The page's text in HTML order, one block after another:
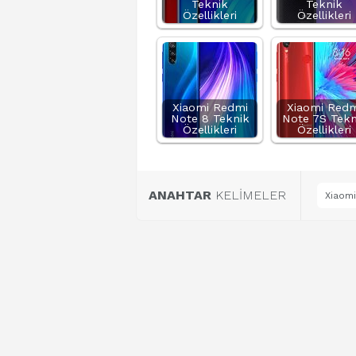
Teknik
Özellikleri
Teknik
Özellikleri
Xiaomi Redmi
Note 8 Teknik
Özellikleri
Xiaomi
Note 7S
Özellikleri
ANAHTAR KELİMELER